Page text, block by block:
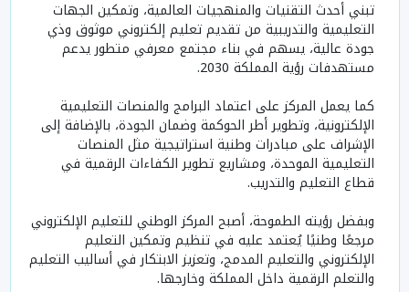
تبني أحدث التقنيات والمنهجيات العالمية، وتمكين الجهات
التعليمية والتدريبية من تقديم تعليم إلكتروني موثوق وذي
جودة عالية، يسهم في بناء مجتمع معرفي متطور يدعم
مستهدفات رؤية المملكة 2030.
كما يعمل المركز على اعتماد البرامج والمنصات التعليمية
الإلكترونية، وتطوير أطر الحوكمة وضمان الجودة، بالإضافة إلى
الإشراف على مبادرات وطنية استراتيجية مثل المنصات
التعليمية الموحدة، ومشاريع تطوير الكفاءات الرقمية في
قطاع التعليم والتدريب.
وبفضل رؤيته الطموحة، أصبح المركز الوطني للتعليم الإلكتروني
مرجعًا وطنيًا يُعتمد عليه في تنظيم وتمكين التعليم
الإلكتروني والتعليم المدمج، وتعزيز الابتكار في أساليب التعليم
والتعلم الرقمية داخل المملكة وخارجها.